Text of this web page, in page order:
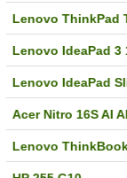
Lenovo ThinkPad
Lenovo IdeaPad 3
Lenovo IdeaPad
Acer Nitro 16S AI
Lenovo